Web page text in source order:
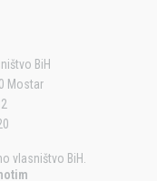
BiH
Mostar
vlasništvo BiH.